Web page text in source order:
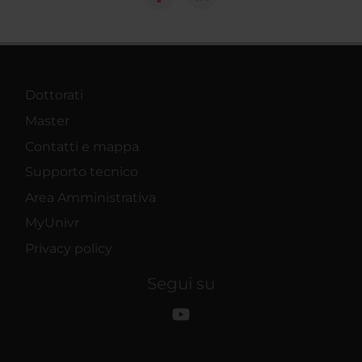
Dottorati
Master
Contatti e mappa
Supporto tecnico
Area Amministrativa
MyUnivr
Privacy policy
Segui su